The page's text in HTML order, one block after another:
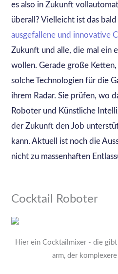
es also in Zukunft
überall? Vielleicht ist das
ausgefallene und innovative
Zukunft und alle, die mal ein
wollen. Gerade große
solche Technologien für die
ihrem Radar. Sie prüfen, wo
Roboter und Künstliche
der Zukunft den Job
kann. Aktuell ist noch die
nicht zu massenhaften
Cocktail Roboter
Hier ein Cocktailmixer - die
arm, der